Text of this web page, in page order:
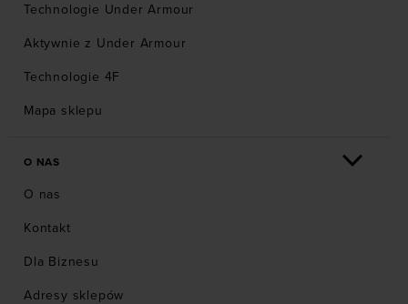
Technologie Under Armour
Aktywnie z Under Armour
Technologie 4F
Mapa sklepu
O NAS
O nas
Kontakt
Dla Biznesu
Adresy sklepów